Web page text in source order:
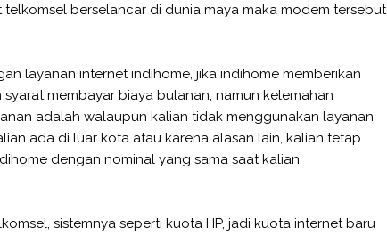
berselancar di dunia maya maka modem tersebut
layanan internet indihome, jika indihome memberikan
membayar biaya bulanan, namun kelemahan
adalah walaupun kalian tidak menggunakan layanan
ada di luar kota atau karena alasan lain, kalian tetap
dengan nominal yang sama saat kalian
sistemnya seperti kuota HP, jadi kuota internet baru